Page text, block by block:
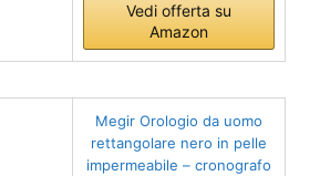
Vedi offerta su
Amazon
Megir Orologio da uomo
rettangolare nero in pelle
impermeabile – cronografo